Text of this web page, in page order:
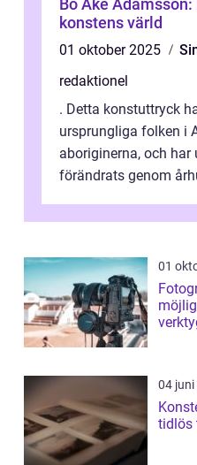
Bo Åke
konstens värld
01 oktober 2025
redaktionel
. Detta konstuttryck
ursprungliga folken i
aboriginerna, och har
förändrats genom
”aborig...
01
04
tidlös